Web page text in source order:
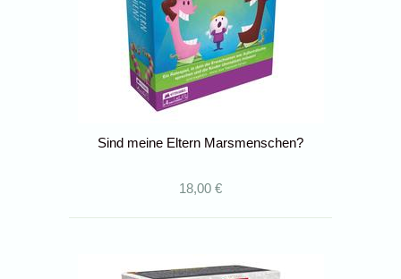
Sind meine Eltern Marsmenschen?
18,00 €